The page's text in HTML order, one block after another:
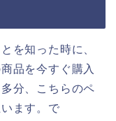
を知った時に、
品を今すぐ購入
分、こちらのペ
ます。で